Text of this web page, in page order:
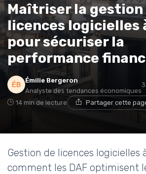
Maîtriser la gestion
licences logicielles
pour sécuriser la
performance
Émilie Bergeron
Analyste des tendances économiques
14 min de lecture Partager cette
Gestion de licences logicielles
comment les DAF optimisent